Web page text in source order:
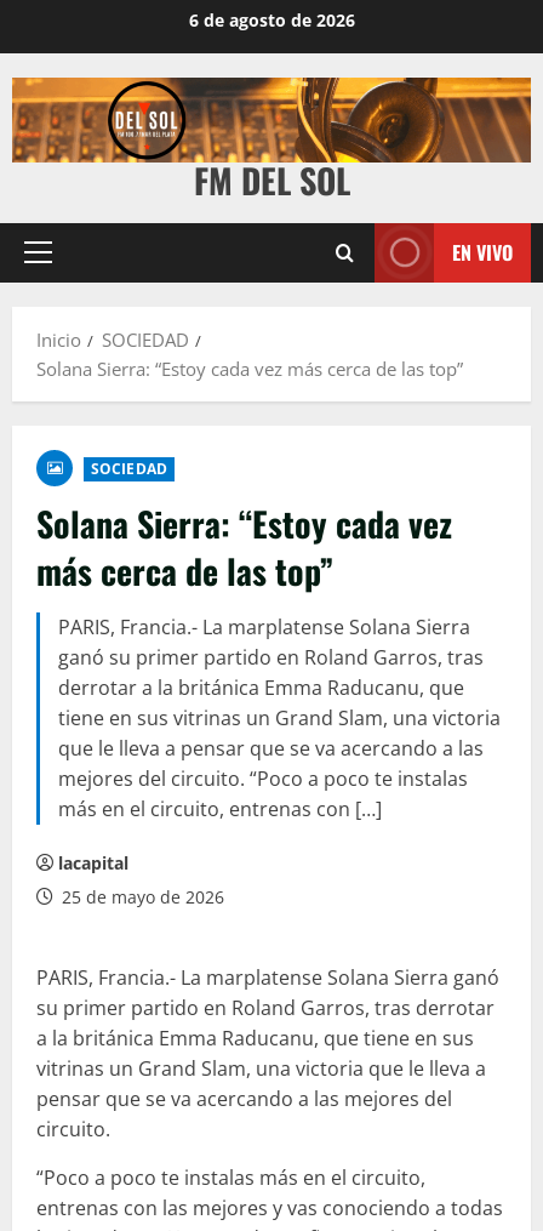
6 de agosto de 2026
FM DEL SOL
EN VIVO
Inicio
SOCIEDAD
Solana Sierra: “Estoy cada vez más cerca de las top”
SOCIEDAD
Solana Sierra: “Estoy cada vez
más cerca de las top”
PARIS, Francia.- La marplatense Solana Sierra
ganó su primer partido en Roland Garros, tras
derrotar a la británica Emma Raducanu, que
tiene en sus vitrinas un Grand Slam, una victoria
que le lleva a pensar que se va acercando a las
mejores del circuito. “Poco a poco te instalas
más en el circuito, entrenas con […]
lacapital
25 de mayo de 2026
PARIS, Francia.- La marplatense Solana Sierra ganó
su primer partido en Roland Garros, tras derrotar
a la británica Emma Raducanu, que tiene en sus
vitrinas un Grand Slam, una victoria que le lleva a
pensar que se va acercando a las mejores del
circuito.
“Poco a poco te instalas más en el circuito,
entrenas con las mejores y vas conociendo a todas